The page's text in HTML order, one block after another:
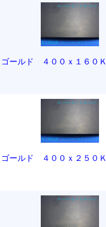
ゴールド ４００ｘ１６０Ｋ
ゴールド ４００ｘ２５０Ｋ